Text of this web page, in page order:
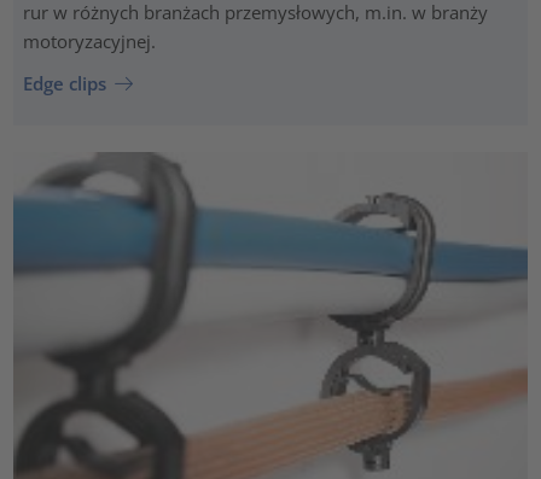
rur w różnych branżach przemysłowych, m.in. w branży
motoryzacyjnej.
Edge clips